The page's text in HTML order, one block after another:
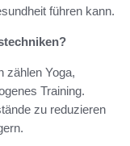
führen kann.
zählen Yoga,
Training.
zu reduzieren